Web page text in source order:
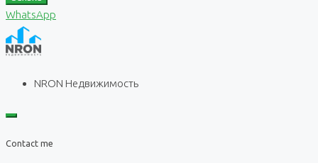
WhatsApp
NRON Недвижимость
Contact me